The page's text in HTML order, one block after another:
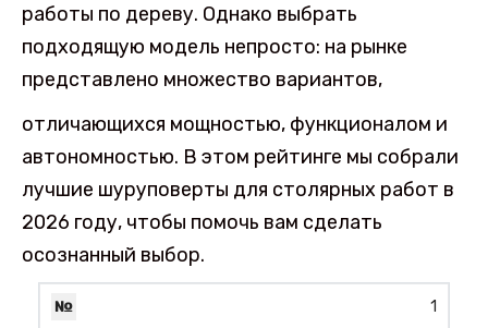
работы по дереву. Однако выбрать
подходящую модель непросто: на рынке
представлено множество вариантов,
отличающихся мощностью, функционалом и
автономностью. В этом рейтинге мы собрали
лучшие шуруповерты для столярных работ в
2026 году, чтобы помочь вам сделать
осознанный выбор.
1